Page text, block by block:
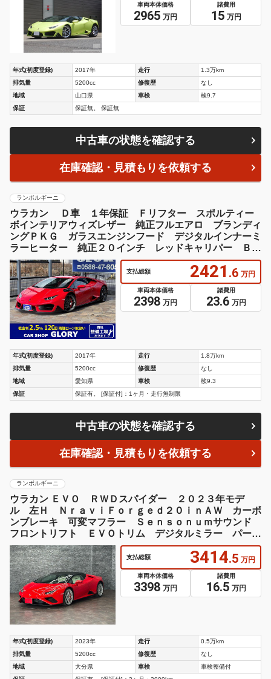
車両本体価格
2965 万円
諸費用
15 万円
年式(初度登録) 2017年 走行
1.3万km
排気量
5200cc 修復歴
なし
地域
山口県 車検
検9.7
保証
保証無。 保証無
中古車の状態を確認する
在庫確認・見積もりを依頼する
ランボルギーニ
ウラカン Ｄ車 １年保証 Ｆリフター スポルティー
ボインテリアウィズレザー 純正フルエアロ ブランディ
ングＰＫＧ ガラスエンジンフード デジタルインナーミ
ラーヒーター 純正２０インチ レッドキャリパー Ｂカ
メ
支払総額 2421 .6 万円
車両本体価格
2398 万円
諸費用
23.6 万円
年式(初度登録) 2017年 走行
1.8万km
排気量
5200cc 修復歴
なし
地域
愛知県 車検
検9.3
保証
保証有。 [保証付]：1ヶ月・走行無制限
中古車の状態を確認する
在庫確認・見積もりを依頼する
ランボルギーニ
ウラカン ＥＶＯ ＲＷＤスパイダー ２０２３年モデ
ル 左Ｈ ＮｒａｖｉＦｏｒｇｅｄ２０ｉｎＡＷ カーボ
ンブレーキ 可変マフラー Ｓｅｎｓｏｎｕｍサウンド
フロントリフト ＥＶＯトリム デジタルミラー パーキ
ングセンサー 白革 電動シート
支払総額 3414.5 万円
車両本体価格
3398 万円
諸費用
16.5 万円
年式(初度登録) 2023年 走行
0.5万km
排気量
5200cc 修復歴
なし
地域
大分県 車検
車検整備付